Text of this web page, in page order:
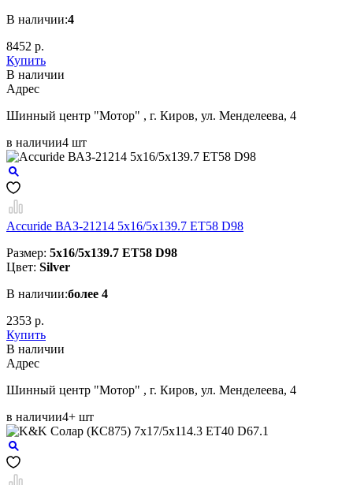
В наличии:4
8452 р.
Купить
В наличии
Aдрес
Шинный центр "Мотор" , г. Киров, ул. Менделеева, 4
в наличии4 шт
Accuride ВАЗ-21214 5x16/5x139.7 ET58 D98
Размер: 5x16/5x139.7 ET58 D98
Цвет: Silver
В наличии:более 4
2353 р.
Купить
В наличии
Aдрес
Шинный центр "Мотор" , г. Киров, ул. Менделеева, 4
в наличии4+ шт